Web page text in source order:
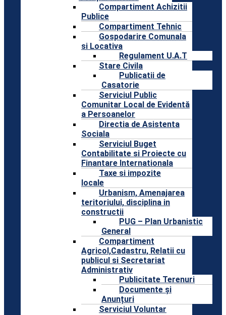
Compartiment Achizitii
Publice
Compartiment Tehnic
Gospodarire Comunala
si Locativa
Regulament U.A.T
Stare Civila
Publicatii de
Casatorie
Serviciul Public
Comunitar Local de Evidentă
a Persoanelor
Directia de Asistenta
Sociala
Serviciul Buget
Contabilitate si Proiecte cu
Finantare Internationala
Taxe si impozite
locale
Urbanism, Amenajarea
teritoriului, disciplina in
constructii
PUG – Plan Urbanistic
General
Compartiment
Agricol,Cadastru, Relatii cu
publicul si Secretariat
Administrativ
Publicitate Terenuri
Documente și
Anunțuri
Serviciul Voluntar